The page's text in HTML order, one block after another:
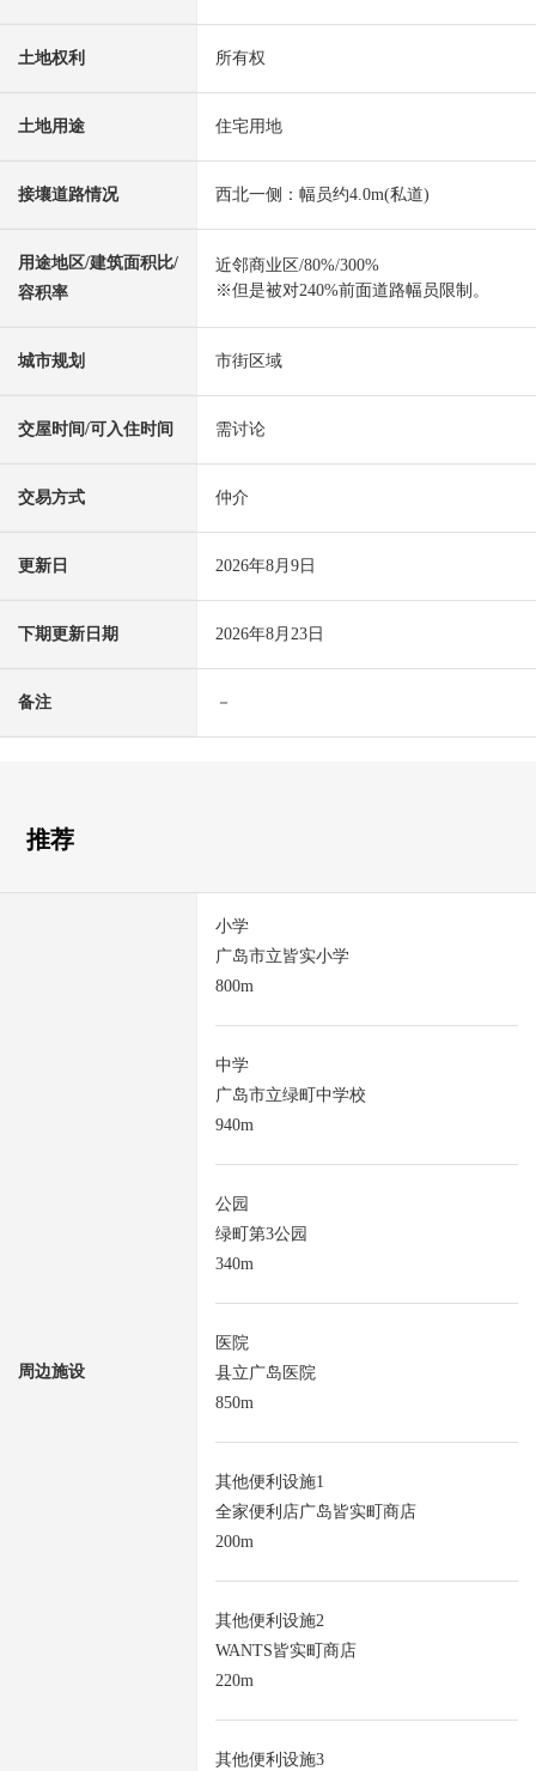
土地权利 所有权
土地用途 住宅用地
接壤道路情况 西北一侧：幅员约4.0m(私道)
用途地区/建筑面积比/
容积率
近邻商业区/80%/300%
※但是被对240%前面道路幅员限制。
城市规划 市街区域
交屋时间/可入住时间 需讨论
交易方式 仲介
更新日 2026年8月9日
下期更新日期 2026年8月23日
备注 －
推荐
周边施设
小学
广岛市立皆实小学
800m
中学
广岛市立绿町中学校
940m
公园
绿町第3公园
340m
医院
县立广岛医院
850m
其他便利设施1
全家便利店广岛皆实町商店
200m
其他便利设施2
WANTS皆实町商店
220m
其他便利设施3